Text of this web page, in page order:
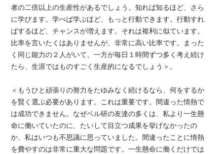
者の二倍以上の生産性があるでしょう。知れば知るほど、さら
に学びます。学べば学ぶほど、もっと行動できます。行動すれ
ばするほど、チャンスが増えます。それは複利に似ています。
比率を言いたくはありませんが、非常に高い比率です。まった
く同じ能力の２人がいて、一方が毎日１時間ずつ多く考え続け
たら、生涯ではものすごく生産的になるでしょう＞。
＜もうひと頑張りの努力をたゆみなく続けるなら、何をするか
を賢く選ぶ必要があります。これは重要です。間違った情熱で
は成功できません。なぜベル研の友達の多くは、私より一生懸
命に働いていたのに、たいして目立つ成果を挙げなかったの
か、私はいつも不思議に思っていました。間違ったことに情熱
を費やすのは非常に重大な問題です。一生懸命に働くだけでは